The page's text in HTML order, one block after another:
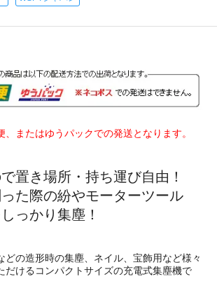
またはゆうパックでの発送となります。
置き場所・持ち運び自由！
た際の紛やモーターツール
っかり集塵！
どの造形時の集塵、ネイル、宝飾用など様々
だけるコンパクトサイズの充電式集塵機で